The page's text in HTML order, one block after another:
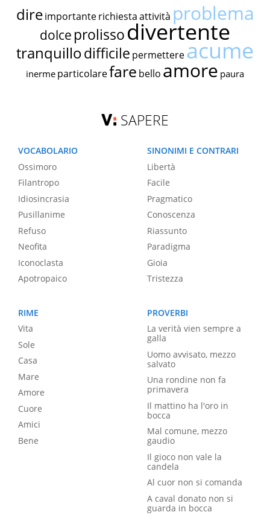
dire importante richiestaattività problema
dolce prolissodivertente
tranquillodifficile permettereacume
inerme particolarefare bello amore paura
SAPERE
VOCABOLARIO
Ossimoro
Filantropo
Idiosincrasia
Pusillanime
Refuso
Neofita
Iconoclasta
Apotropaico
SINONIMI E CONTRARI
Libertà
Facile
Pragmatico
Conoscenza
Riassunto
Paradigma
Gioia
Tristezza
RIME
Vita
Sole
Casa
Mare
Amore
Cuore
Amici
Bene
PROVERBI
La verità vien sempre a
galla
Uomo avvisato, mezzo
salvato
Una rondine non fa
primavera
Il mattino ha l'oro in
bocca
Mal comune, mezzo
gaudio
Il gioco non vale la
candela
Al cuor non si comanda
A caval donato non si
guarda in bocca